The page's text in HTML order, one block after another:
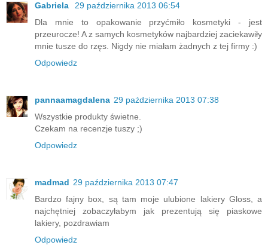
Gabriela
29 października 2013 06:54
Dla mnie to opakowanie przyćmiło kosmetyki - jest
przeurocze! A z samych kosmetyków najbardziej zaciekawiły
mnie tusze do rzęs. Nigdy nie miałam żadnych z tej firmy :)
Odpowiedz
pannaamagdalena 29 października 2013 07:38
Wszystkie produkty świetne.
Czekam na recenzje tuszy ;)
Odpowiedz
madmad 29 października 2013 07:47
Bardzo fajny box, są tam moje ulubione lakiery Gloss, a
najchętniej zobaczyłabym jak prezentują się piaskowe
lakiery, pozdrawiam
Odpowiedz